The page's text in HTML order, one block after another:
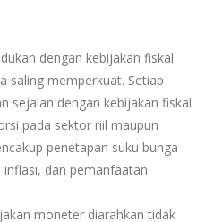
dengan kebijakan fiskal
saling memperkuat. Setiap
sejalan dengan kebijakan fiskal
pada sektor riil maupun
penetapan suku bunga
dan pemanfaatan
moneter diarahkan tidak